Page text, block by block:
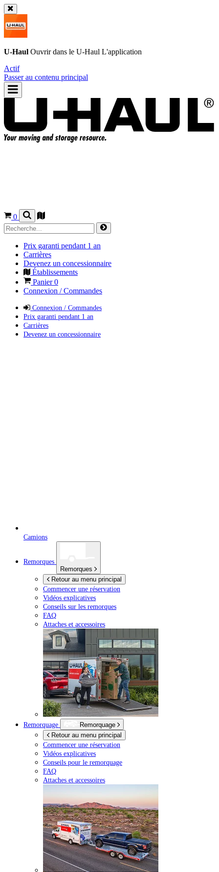
U-Haul Ouvrir dans le U-Haul L'application
Actif
Passer au contenu principal
0
Prix garanti pendant 1 an
Carrières
Devenez un concessionnaire
Établissements
Panier0
Connexion / Commandes
Connexion / Commandes
Prix garanti pendant 1 an
Carrières
Devenez un concessionnaire
Camions
Remorques
Remorques
Retour au menu principal
Commencer une réservation
Vidéos explicatives
Conseils sur les remorques
FAQ
Attaches et accessoires
Remorquage
Remorquage
Retour au menu principal
Commencer une réservation
Vidéos explicatives
Conseils pour le remorquage
FAQ
Attaches et accessoires